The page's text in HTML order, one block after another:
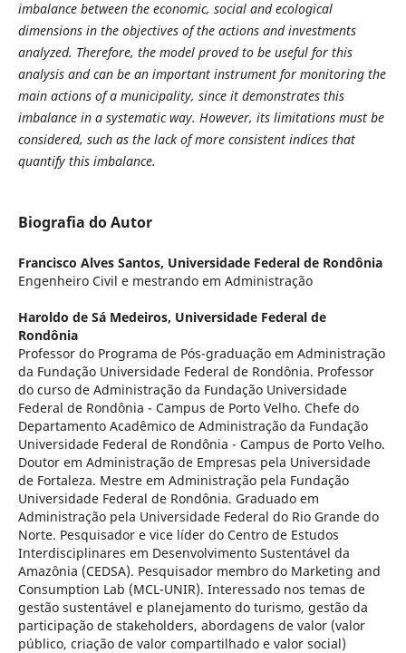
imbalance between the economic, social and ecological
dimensions in the objectives of the actions and investments
analyzed. Therefore, the model proved to be useful for this
analysis and can be an important instrument for monitoring the
main actions of a municipality, since it demonstrates this
imbalance in a systematic way. However, its limitations must be
considered, such as the lack of more consistent indices that
quantify this imbalance.
Biografia do Autor
Francisco Alves Santos, Universidade Federal de Rondônia
Engenheiro Civil e mestrando em Administração
Haroldo de Sá Medeiros, Universidade Federal de
Rondônia
Professor do Programa de Pós-graduação em Administração
da Fundação Universidade Federal de Rondônia. Professor
do curso de Administração da Fundação Universidade
Federal de Rondônia - Campus de Porto Velho. Chefe do
Departamento Acadêmico de Administração da Fundação
Universidade Federal de Rondônia - Campus de Porto Velho.
Doutor em Administração de Empresas pela Universidade
de Fortaleza. Mestre em Administração pela Fundação
Universidade Federal de Rondônia. Graduado em
Administração pela Universidade Federal do Rio Grande do
Norte. Pesquisador e vice líder do Centro de Estudos
Interdisciplinares em Desenvolvimento Sustentável da
Amazônia (CEDSA). Pesquisador membro do Marketing and
Consumption Lab (MCL-UNIR). Interessado nos temas de
gestão sustentável e planejamento do turismo, gestão da
participação de stakeholders, abordagens de valor (valor
público, criação de valor compartilhado e valor social)